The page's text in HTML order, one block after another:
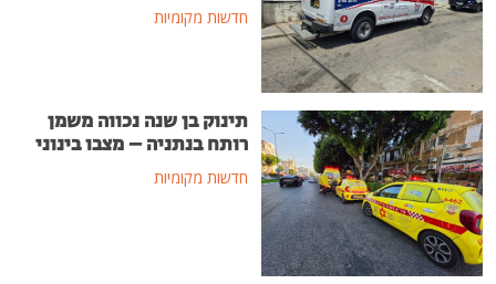
חדשות מקומיות
תינוק בן שנה נכווה משמן
רותח בנתניה – מצבו בינוני
חדשות מקומיות